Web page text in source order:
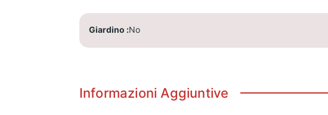
Giardino No
Informazioni Aggiuntive